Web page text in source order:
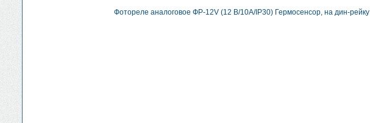
Фотореле аналоговое ФР-12V (12 В/10А/IP30) Гермосенсор, на дин-рейку